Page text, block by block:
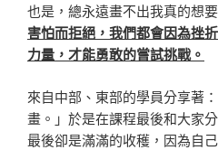
也是，總永遠畫不出我真的想
害怕而拒絕，我們都會因為挫
力量，才能勇敢的嘗試挑戰。
來自中部、東部的學員分享著
畫。」於是在課程最後和大家
最後卻是滿滿的收穫，因為自